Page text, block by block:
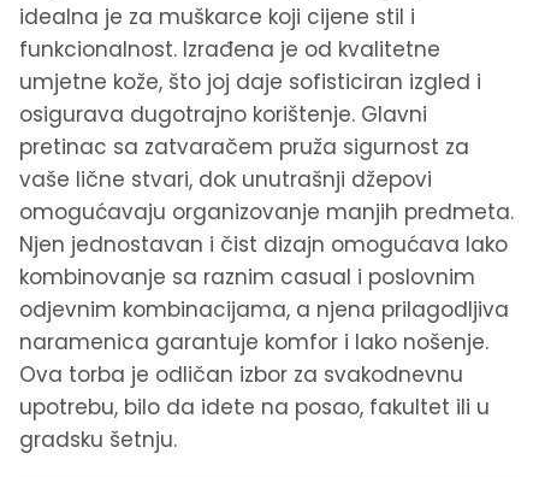
idealna je za muškarce koji cijene stil i
funkcionalnost. Izrađena je od kvalitetne
umjetne kože, što joj daje sofisticiran izgled i
osigurava dugotrajno korištenje. Glavni
pretinac sa zatvaračem pruža sigurnost za
vaše lične stvari, dok unutrašnji džepovi
omogućavaju organizovanje manjih predmeta.
Njen jednostavan i čist dizajn omogućava lako
kombinovanje sa raznim casual i poslovnim
odjevnim kombinacijama, a njena prilagodljiva
naramenica garantuje komfor i lako nošenje.
Ova torba je odličan izbor za svakodnevnu
upotrebu, bilo da idete na posao, fakultet ili u
gradsku šetnju.